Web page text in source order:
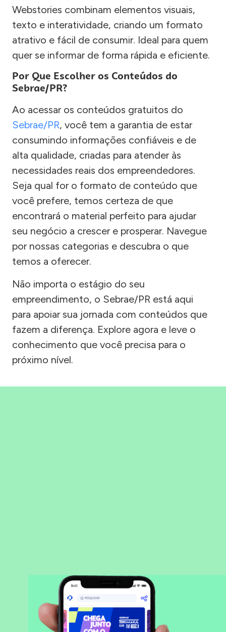
Webstories combinam elementos visuais,
texto e interatividade, criando um formato
atrativo e fácil de consumir. Ideal para quem
quer se informar de forma rápida e eficiente.
Por Que Escolher os Conteúdos do
Sebrae/PR?
Ao acessar os conteúdos gratuitos do
Sebrae/PR, você tem a garantia de estar
consumindo informações confiáveis e de
alta qualidade, criadas para atender às
necessidades reais dos empreendedores.
Seja qual for o formato de conteúdo que
você prefere, temos certeza de que
encontrará o material perfeito para ajudar
seu negócio a crescer e prosperar. Navegue
por nossas categorias e descubra o que
temos a oferecer.
Não importa o estágio do seu
empreendimento, o Sebrae/PR está aqui
para apoiar sua jornada com conteúdos que
fazem a diferença. Explore agora e leve o
conhecimento que você precisa para o
próximo nível.